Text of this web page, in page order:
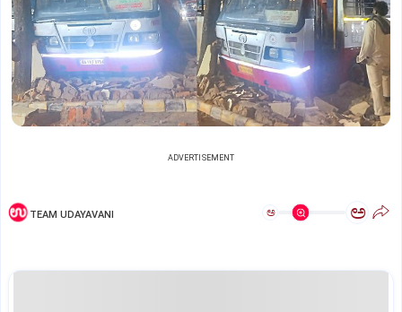
ADVERTISEMENT
TEAM UDAYAVANI ಅ ಅ